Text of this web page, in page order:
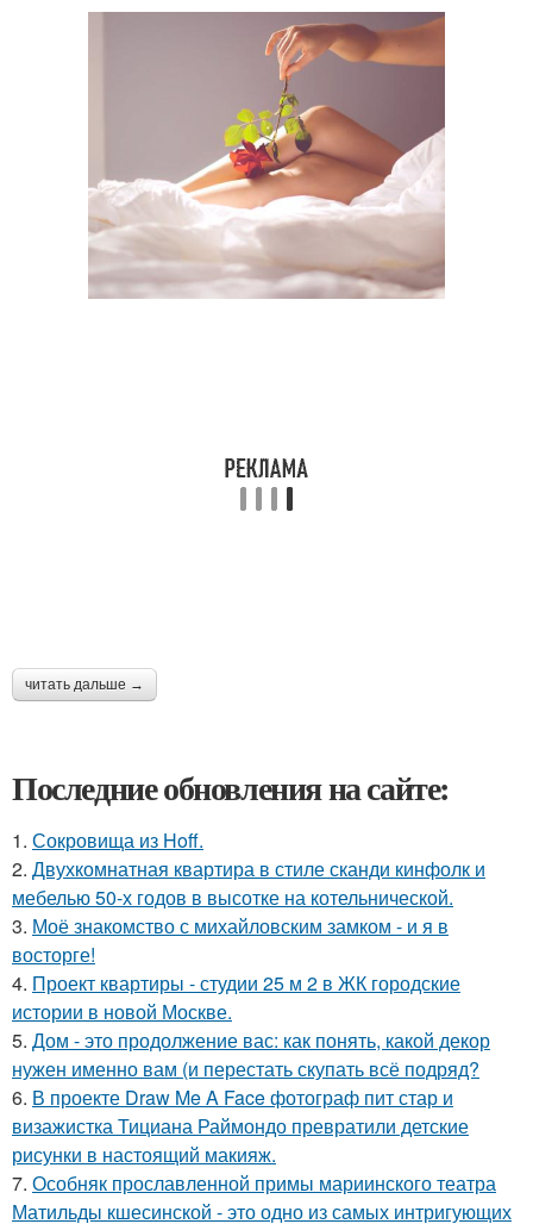
читать дальше →
Последние обновления на сайте:
1. Сокровища из Hoff.
2. Двухкомнатная квартира в стиле сканди кинфолк и
мебелью 50-х годов в высотке на котельнической.
3. Моё знакомство с михайловским замком - и я в
восторге!
4. Проект квартиры - студии 25 м 2 в ЖК городские
истории в новой Москве.
5. Дом - это продолжение вас: как понять, какой декор
нужен именно вам (и перестать скупать всё подряд?
6. В проекте Draw Me A Face фотограф пит стар и
визажистка Тициана Раймондо превратили детские
рисунки в настоящий макияж.
7. Особняк прославленной примы мариинского театра
Матильды кшесинской - это одно из самых интригующих